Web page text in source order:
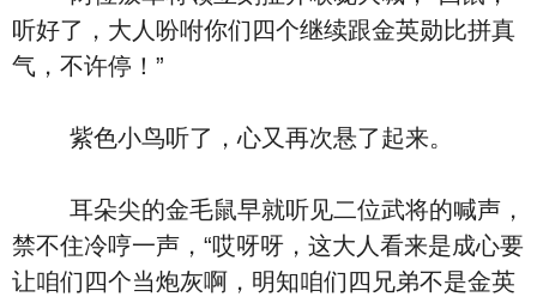
听好了，大人吩咐你们四个继续跟金英勋比拼真
气，不许停！”
紫色小鸟听了，心又再次悬了起来。
耳朵尖的金毛鼠早就听见二位武将的喊声，
禁不住冷哼一声，“哎呀呀，这大人看来是成心要
让咱们四个当炮灰啊，明知咱们四兄弟不是金英